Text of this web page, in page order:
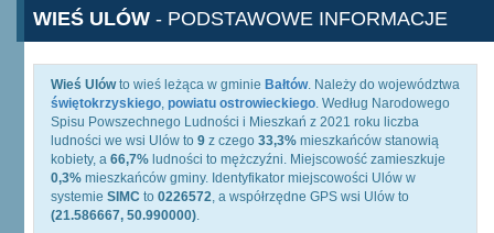
WIEŚ ULÓW - PODSTAWOWE INFORMACJE
Wieś Ulówto wieś leżąca w gminie Bałtów. Należy do województwa
świętokrzyskiego, powiatu ostrowieckiego. Według Narodowego
Spisu Powszechnego Ludności i Mieszkań z 2021 roku liczba
ludności we wsi Ulów to 9 z czego 33,3% mieszkańców stanowią
kobiety, a 66,7% ludności to mężczyźni. Miejscowość zamieszkuje
0,3% mieszkańców gminy. Identyfikator miejscowości Ulów w
systemie SIMC to 0226572, a współrzędne GPS wsi Ulów to
(21.586667, 50.990000).